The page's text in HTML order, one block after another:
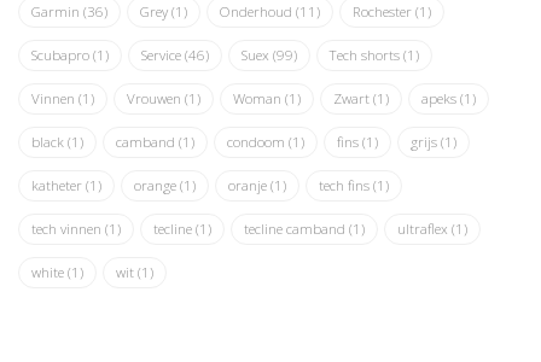
Garmin (36) Grey (1) Onderhoud (11) Rochester (1)
Scubapro (1) Service (46) Suex (99) Tech shorts (1)
Vinnen (1) Vrouwen (1) Woman (1) Zwart (1) apeks (1)
black (1) camband (1) condoom (1) fins (1) grijs (1)
katheter (1) orange (1) oranje (1) tech fins (1)
tech vinnen (1) tecline (1) tecline camband (1) ultraflex (1)
white (1) wit (1)